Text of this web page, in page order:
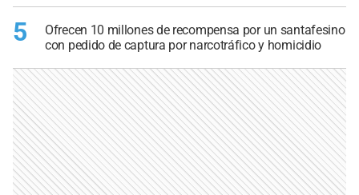
5
Ofrecen 10 millones de recompensa por un santafesino
con pedido de captura por narcotráfico y homicidio